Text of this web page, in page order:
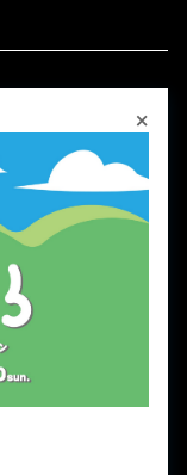
ード
×